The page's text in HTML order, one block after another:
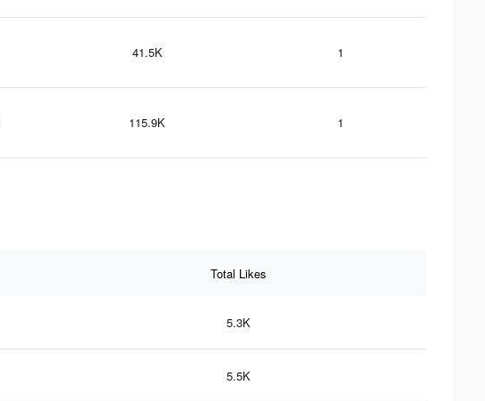
41.5K 1
115.9K 1
Total Likes
5.3K
5.5K